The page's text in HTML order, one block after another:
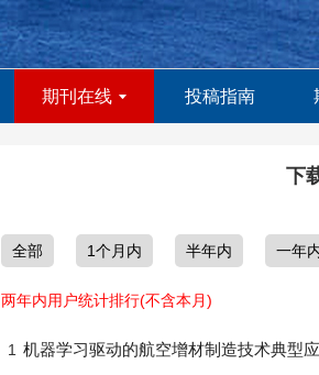
期刊在线 投稿指南
下
全部 1个月内 半年内 一年
两年内用户统计排行(不含本月)
1 机器学习驱动的航空增材制造技术典型